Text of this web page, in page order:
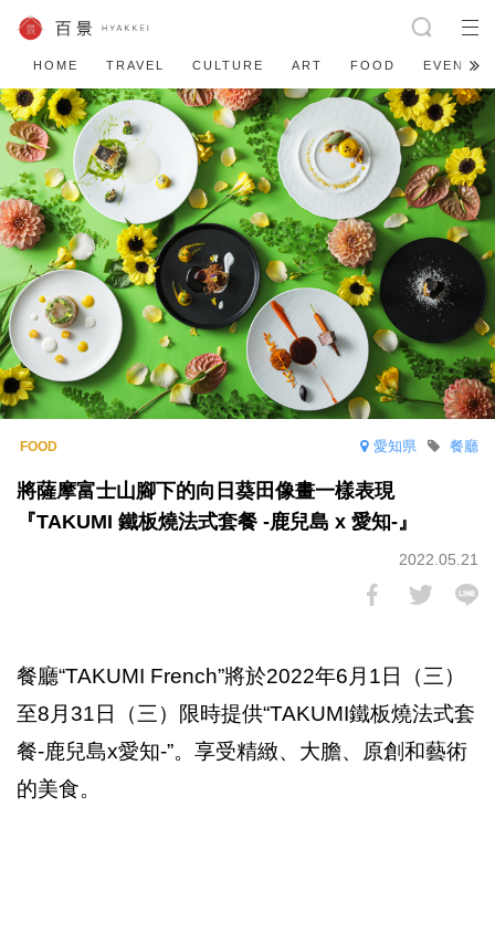
HOME TRAVEL CULTURE ART FOOD EVENT
愛知県 餐廳
將薩摩富士山腳下的向日葵田像畫一樣表現
『TAKUMI 鐵板燒法式套餐 -鹿兒島 x 愛知-』
2022.05.21
餐廳“TAKUMI French”將於2022年6月1日（三）
至8月31日（三）限時提供“TAKUMI鐵板燒法式套
餐-鹿兒島x愛知-”。享受精緻、大膽、原創和藝術
的美食。